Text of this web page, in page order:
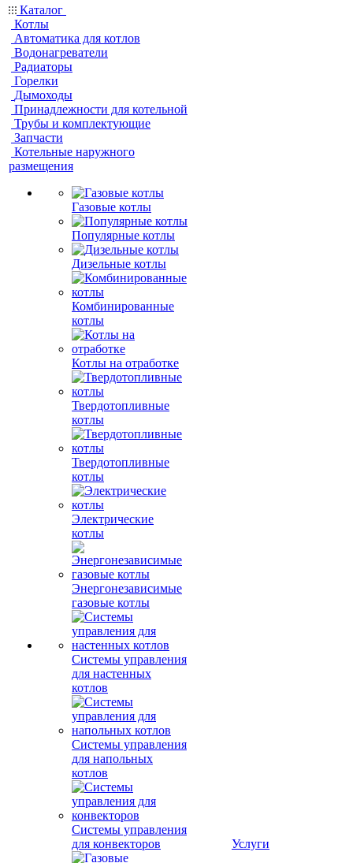
Каталог
Котлы
Автоматика для котлов
Водонагреватели
Радиаторы
Горелки
Дымоходы
Принадлежности для котельной
Трубы и комплектующие
Запчасти
Котельные наружного
размещения
Газовые котлы
Популярные котлы
Дизельные котлы
Комбинированные
котлы
Котлы на отработке
Твердотопливные
котлы
Твердотопливные
котлы
Электрические
котлы
Энергонезависимые
газовые котлы
Системы управления
для настенных
котлов
Системы управления
для напольных
котлов
Системы управления
для конвекторов
Услуги